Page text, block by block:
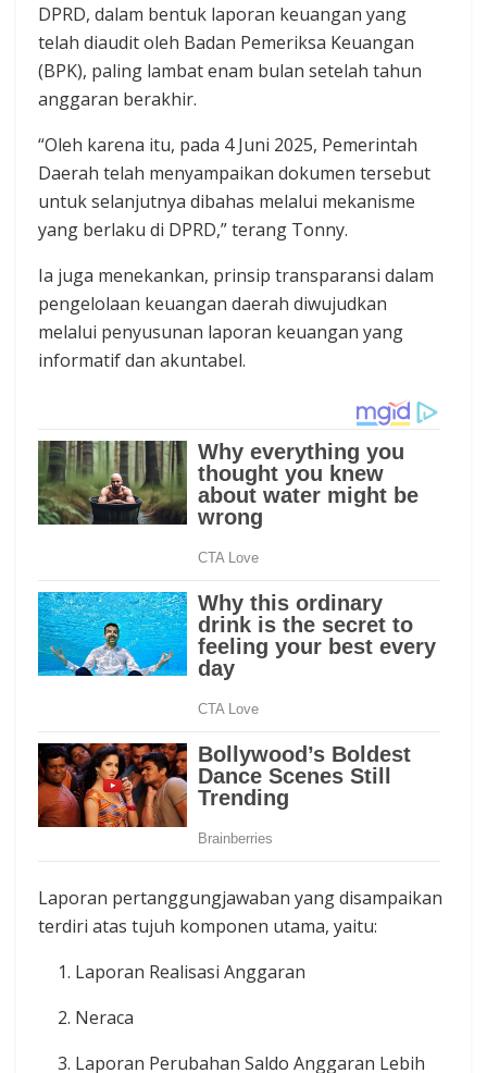
DPRD, dalam bentuk laporan keuangan yang
telah diaudit oleh Badan Pemeriksa Keuangan
(BPK), paling lambat enam bulan setelah tahun
anggaran berakhir.
“Oleh karena itu, pada 4 Juni 2025, Pemerintah
Daerah telah menyampaikan dokumen tersebut
untuk selanjutnya dibahas melalui mekanisme
yang berlaku di DPRD,” terang Tonny.
Ia juga menekankan, prinsip transparansi dalam
pengelolaan keuangan daerah diwujudkan
melalui penyusunan laporan keuangan yang
informatif dan akuntabel.
Laporan pertanggungjawaban yang disampaikan
terdiri atas tujuh komponen utama, yaitu:
Laporan Realisasi Anggaran
Neraca
Laporan Perubahan Saldo Anggaran Lebih